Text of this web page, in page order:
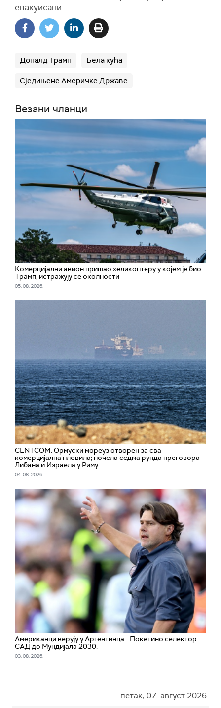
евакуисани.
Доналд Трамп Бела кућа
Сједињене Америчке Државе
Везани чланци
Комерцијални авион пришао хеликоптеру у којем је био
Трамп, истражују се околности
05. 08. 2026.
CENTCOM: Ормуски мореуз отворен за сва
комерцијална пловила; почела седма рунда преговора
Либана и Израела у Риму
04. 08. 2026.
Американци верују у Аргентинца - Покетино селектор
САД до Мундијала 2030.
03. 08. 2026.
петак, 07. август 2026.